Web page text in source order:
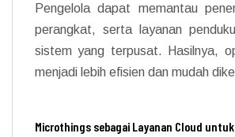
Pengelola dapat memantau
perangkat, serta layanan
sistem yang terpusat. Hasilnya,
menjadi lebih efisien dan mudah
Microthings sebagai Layanan Cloud